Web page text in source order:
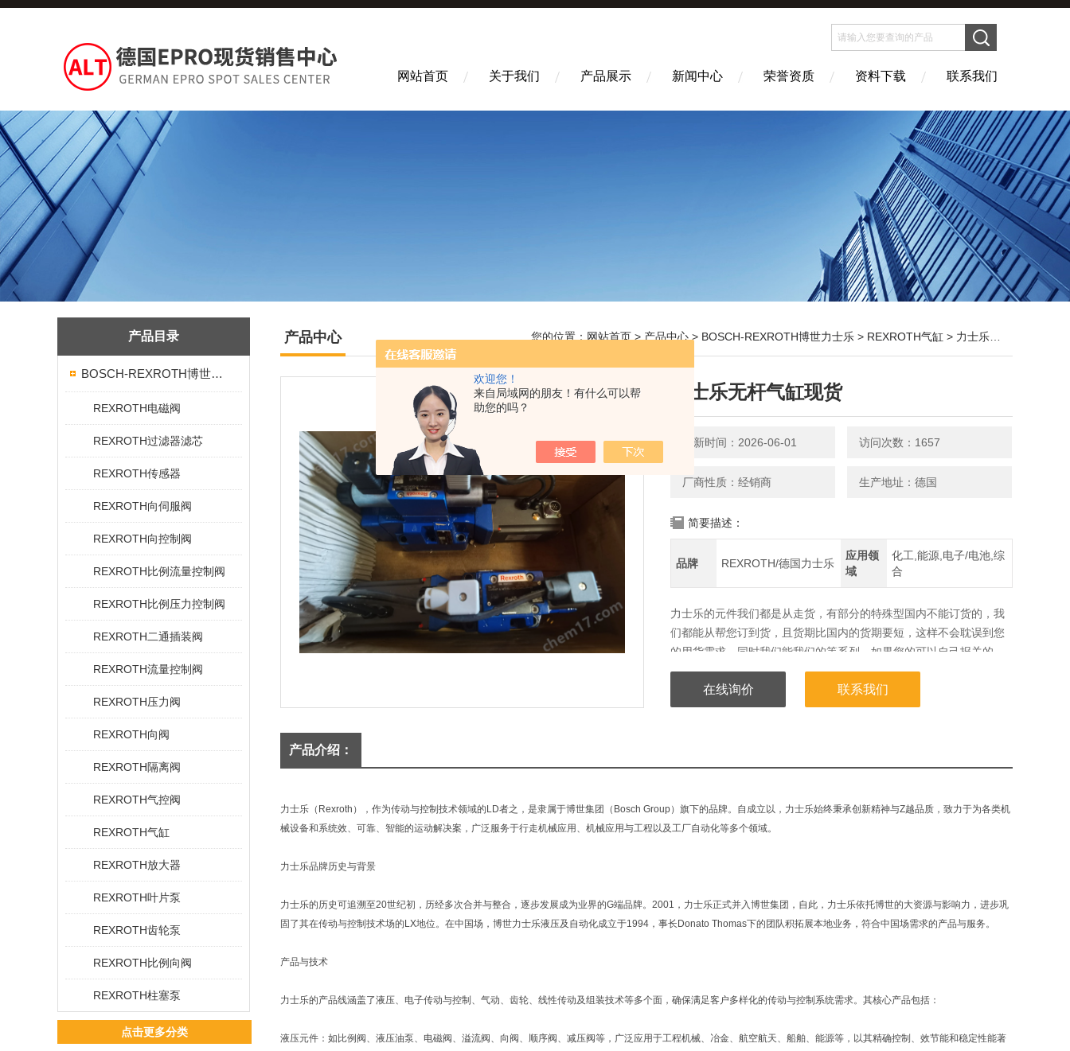
欢迎您！
来自局域网的朋友！有什么可以帮
助您的吗？
网站首页 关于我们 产品展示 新闻中心 荣誉资质 资料下载 联系我们
产品目录
BOSCH-REXROTH博世力士乐
REXROTH电磁阀
REXROTH过滤器滤芯
REXROTH传感器
REXROTH向伺服阀
REXROTH向控制阀
REXROTH比例流量控制阀
REXROTH比例压力控制阀
REXROTH二通插装阀
REXROTH流量控制阀
REXROTH压力阀
REXROTH向阀
REXROTH隔离阀
REXROTH气控阀
REXROTH气缸
REXROTH放大器
REXROTH叶片泵
REXROTH齿轮泵
REXROTH比例向阀
REXROTH柱塞泵
点击更多分类
产品中心 您的位置： 网站首页 > 产品中心 > BOSCH-REXROTH博世力士乐 > REXROTH气缸 > 力士乐无杆气缸现货
力士乐无杆气缸现货
更新时间：2026-06-01 访问次数：1657
厂商性质：经销商 生产地址：德国
简要描述：
品牌 REXROTH/德国力士乐
应用领
域
化工,能源,电子/电池,综
合
力士乐的元件我们都是从走货，有部分的特殊型国内不能订货的，我
们都能从帮您订到货，且货期比国内的货期要短，这样不会耽误到您
的用货需求，同时我们能我们的等系列，如果您的可以自己报关的，
也可以与我们合作！！有兴趣请致电！
在线询价 联系我们
产品介绍：
力士乐（Rexroth），作为传动与控制技术领域的LD者之，是隶属于博世集团（Bosch Group）旗下的品牌。自成立以，力士乐始终秉承创新精神与Z越品质，致力于为各类机
械设备和系统效、可靠、智能的运动解决案，广泛服务于行走机械应用、机械应用与工程以及工厂自动化等多个领域。
力士乐品牌历史与背景
力士乐的历史可追溯至20世纪初，历经多次合并与整合，逐步发展成为业界的G端品牌。2001，力士乐正式并入博世集团，自此，力士乐依托博世的大资源与影响力，进步巩
固了其在传动与控制技术场的LX地位。在中国场，博世力士乐液压及自动化成立于1994，事长Donato Thomas下的团队积拓展本地业务，符合中国场需求的产品与服务。
产品与技术
力士乐的产品线涵盖了液压、电子传动与控制、气动、齿轮、线性传动及组装技术等多个面，确保满足客户多样化的传动与控制系统需求。其核心产品包括：
液压元件：如比例阀、液压油泵、电磁阀、溢流阀、向阀、顺序阀、减压阀等，广泛应用于工程机械、冶金、航空航天、船舶、能源等，以其精确控制、效节能和稳定性能著